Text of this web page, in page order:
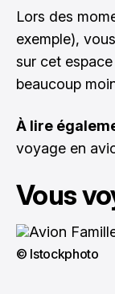
Lors des
exemple),
sur cet
beaucoup
À lire
voyage en
Vous
© Istockphoto